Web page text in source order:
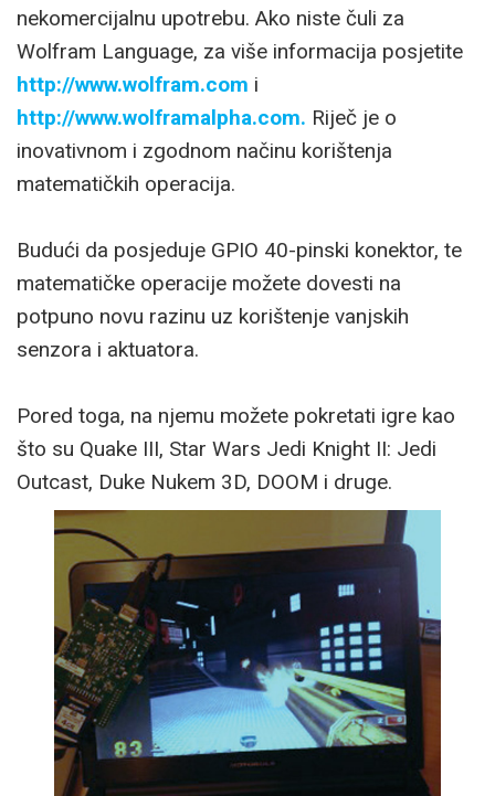
nekomercijalnu upotrebu. Ako niste čuli za
Wolfram Language, za više informacija posjetite
http://www.wolfram.com i
http://www.wolframalpha.com. Riječ je o
inovativnom i zgodnom načinu korištenja
matematičkih operacija.
Budući da posjeduje GPIO 40-pinski konektor, te
matematičke operacije možete dovesti na
potpuno novu razinu uz korištenje vanjskih
senzora i aktuatora.
Pored toga, na njemu možete pokretati igre kao
što su Quake III, Star Wars Jedi Knight II: Jedi
Outcast, Duke Nukem 3D, DOOM i druge.